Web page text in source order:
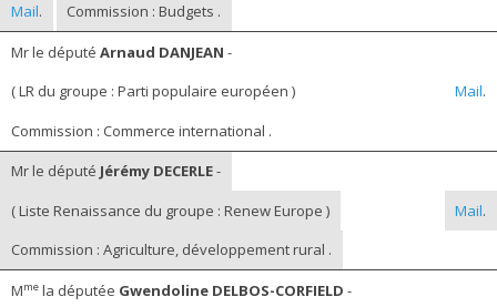
Mail. Commission : Budgets .
Mr le député Arnaud DANJEAN -
( LR du groupe : Parti populaire européen )
Mail.
Commission : Commerce international .
Mr le député Jérémy DECERLE-
( Liste Renaissance du groupe : Renew Europe )
Mail.
Commission : Agriculture, développement rural .
Mmela députée Gwendoline DELBOS-CORFIELD -